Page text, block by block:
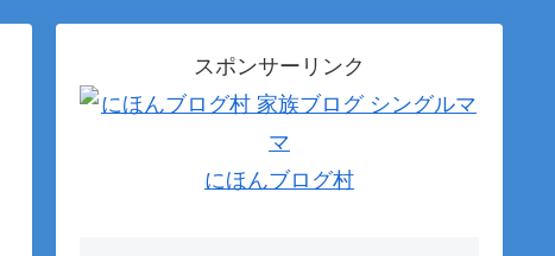
スポンサーリンク
にほんブログ村